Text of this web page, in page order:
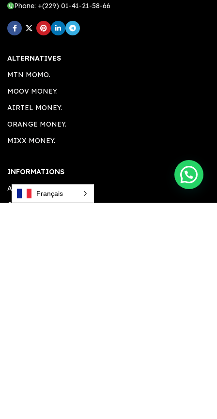
Phone: +(229) 01-41-21-58-66
ALTERNATIVES
MTN MOMO.
MOOV MONEY.
AIRTEL MONEY.
ORANGE MONEY.
MIXX MONEY.
INFORMATIONS
A PROPOS.
CONTACT.
Français